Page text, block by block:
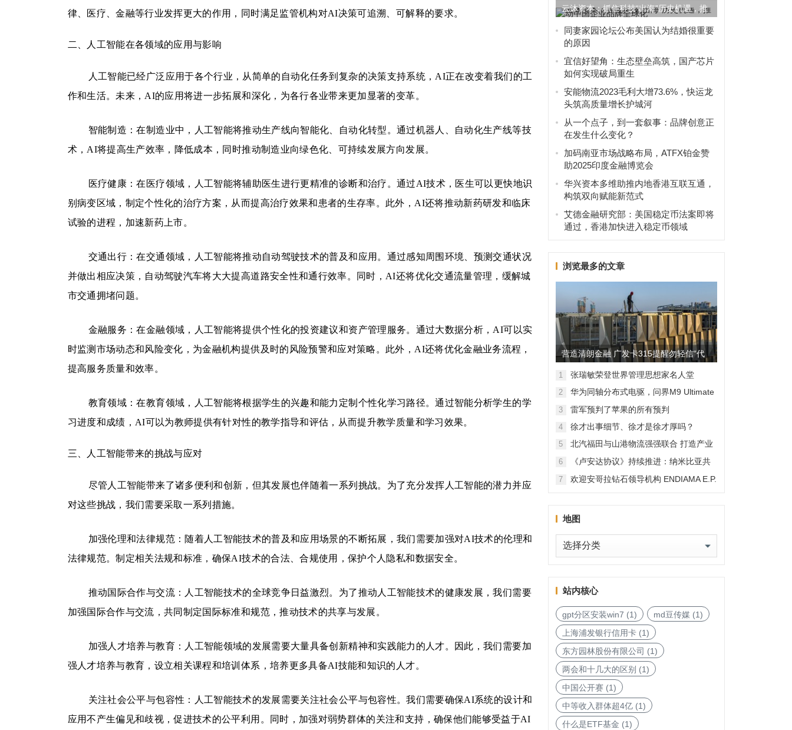
律、医疗、金融等行业发挥更大的作用，同时满足监管机构对AI决策可追溯、可解释的要求。
二、人工智能在各领域的应用与影响
人工智能已经广泛应用于各个行业，从简单的自动化任务到复杂的决策支持系统，AI正在改变着我们的工
作和生活。未来，AI的应用将进一步拓展和深化，为各行各业带来更加显著的变革。
智能制造：在制造业中，人工智能将推动生产线向智能化、自动化转型。通过机器人、自动化生产线等技
术，AI将提高生产效率，降低成本，同时推动制造业向绿色化、可持续发展方向发展。
医疗健康：在医疗领域，人工智能将辅助医生进行更精准的诊断和治疗。通过AI技术，医生可以更快地识
别病变区域，制定个性化的治疗方案，从而提高治疗效果和患者的生存率。此外，AI还将推动新药研发和临床
试验的进程，加速新药上市。
交通出行：在交通领域，人工智能将推动自动驾驶技术的普及和应用。通过感知周围环境、预测交通状况
并做出相应决策，自动驾驶汽车将大大提高道路安全性和通行效率。同时，AI还将优化交通流量管理，缓解城
市交通拥堵问题。
金融服务：在金融领域，人工智能将提供个性化的投资建议和资产管理服务。通过大数据分析，AI可以实
时监测市场动态和风险变化，为金融机构提供及时的风险预警和应对策略。此外，AI还将优化金融业务流程，
提高服务质量和效率。
教育领域：在教育领域，人工智能将根据学生的兴趣和能力定制个性化学习路径。通过智能分析学生的学
习进度和成绩，AI可以为教师提供有针对性的教学指导和评估，从而提升教学质量和学习效果。
三、人工智能带来的挑战与应对
尽管人工智能带来了诸多便利和创新，但其发展也伴随着一系列挑战。为了充分发挥人工智能的潜力并应
对这些挑战，我们需要采取一系列措施。
加强伦理和法律规范：随着人工智能技术的普及和应用场景的不断拓展，我们需要加强对AI技术的伦理和
法律规范。制定相关法规和标准，确保AI技术的合法、合规使用，保护个人隐私和数据安全。
推动国际合作与交流：人工智能技术的全球竞争日益激烈。为了推动人工智能技术的健康发展，我们需要
加强国际合作与交流，共同制定国际标准和规范，推动技术的共享与发展。
加强人才培养与教育：人工智能领域的发展需要大量具备创新精神和实践能力的人才。因此，我们需要加
强人才培养与教育，设立相关课程和培训体系，培养更多具备AI技能和知识的人才。
关注社会公平与包容性：人工智能技术的发展需要关注社会公平与包容性。我们需要确保AI系统的设计和
应用不产生偏见和歧视，促进技术的公平利用。同时，加强对弱势群体的关注和支持，确保他们能够受益于AI
云沐资本：抓住科技“出海”历史机遇，推
动中国企业品牌全球化
同妻家园论坛公布美国认为结婚很重要
的原因
宜信好望角：生态壁垒高筑，国产芯片
如何实现破局重生
安能物流2023毛利大增73.6%，快运龙
头筑高质量增长护城河
从一个点子，到一套叙事：品牌创意正
在发生什么变化？
加码南亚市场战略布局，ATFX铂金赞
助2025印度金融博览会
华兴资本多维助推内地香港互联互通，
构筑双向赋能新范式
艾德金融研究部：美国稳定币法案即将
通过，香港加快进入稳定币领域
浏览最多的文章
营造清朗金融 广发卡315提醒勿轻信“代
理维权”
1 张瑞敏荣登世界管理思想家名人堂
2
华为同轴分布式电驱，问界M9 Ultimate
背后的“车轮思想者”
3 雷军预判了苹果的所有预判
4 徐才出事细节、徐才是徐才厚吗？
5
北汽福田与山港物流强强联合 打造产业
融合新范本
6
《卢安达协议》持续推进：纳米比亚共
和国加入，印度宝石与珠宝出口促进委
员会与迪拜多种商品交易中心启动加入
7
欢迎安哥拉钻石领导机构 ENDIAMA E.P.
地图
地
图
站内核心
gpt分区安装win7 (1) md豆传媒(1)
上海浦发银行信用卡(1)
东方园林股份有限公司 (1)
两会和十几大的区别 (1)
中国公开赛(1)
中等收入群体超4亿(1)
什么是ETF基金 (1)